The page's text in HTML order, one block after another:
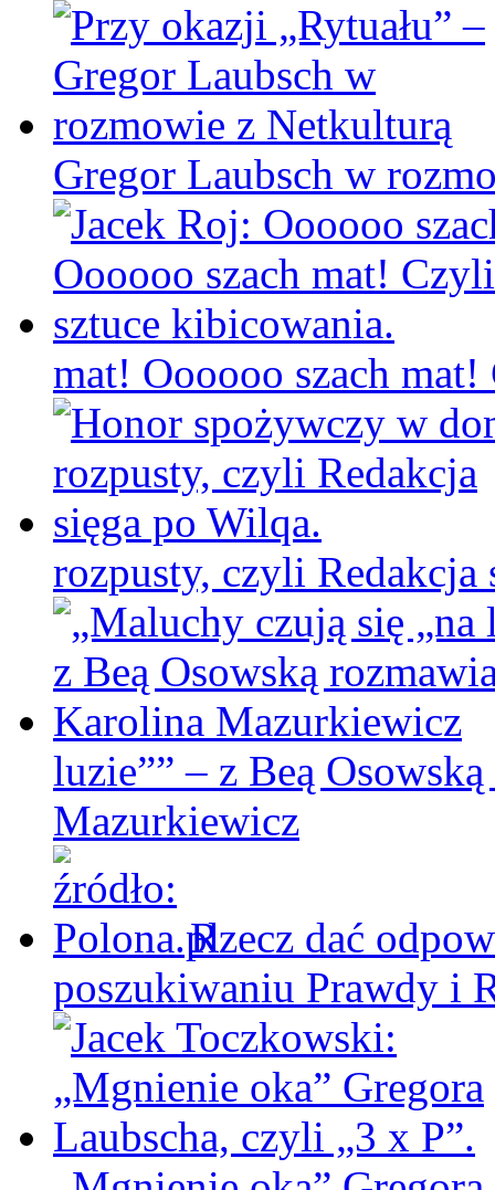
Gregor Laubsch w
mat! Oooooo szach
rozpusty, czyli Redakcja
luzie”” – z Beą
Mazurkiewicz
Rzecz dać
poszukiwaniu Prawdy i